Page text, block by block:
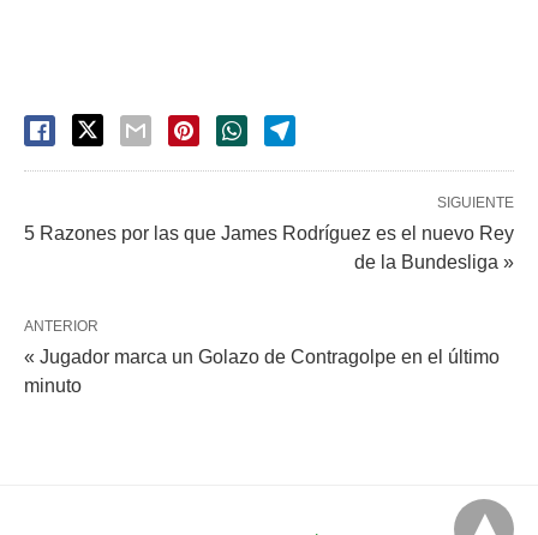
SIGUIENTE
5 Razones por las que James Rodríguez es el nuevo Rey
de la Bundesliga »
ANTERIOR
« Jugador marca un Golazo de Contragolpe en el último
minuto